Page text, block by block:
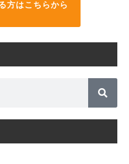
方はこちらから